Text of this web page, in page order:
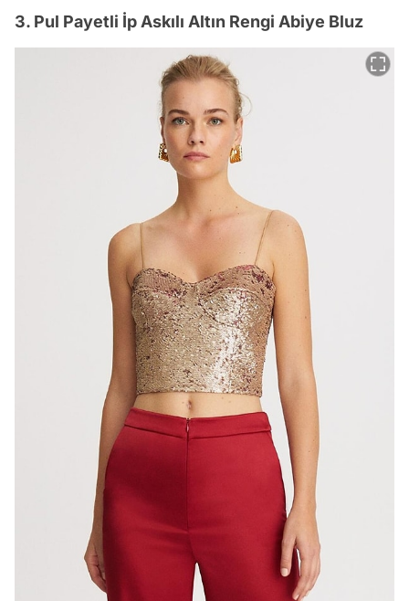
3. Pul Payetli İp Askılı Altın Rengi Abiye Bluz